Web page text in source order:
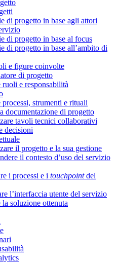
di progetto in base agli attori
di progetto in base al focus
di progetto in base all’ambito di
e figure coinvolte
di progetto
e responsabilità
strumenti e rituali
documentazione di progetto
tavoli tecnici collaborativi
decisioni
il progetto e la sua gestione
il contesto d’uso del servizio
i processi e i touchpointdel
l’interfaccia utente del servizio
soluzione ottenuta